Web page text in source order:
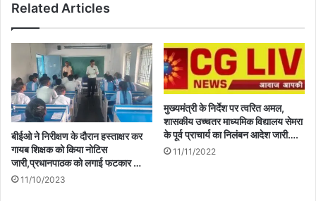
Related Articles
बीईओ ने निरीक्षण के दौरान हस्ताक्षर कर
गायब शिक्षक को किया नोटिस
जारी,प्रधानपाठक को लगाई फटकार …
11/10/2023
मुख्यमंत्री के निर्देश पर त्वरित अमल,
शासकीय उच्चतर माध्यमिक विद्यालय सेमरा
के पूर्व प्राचार्य का निलंबन आदेश जारी….
11/11/2022